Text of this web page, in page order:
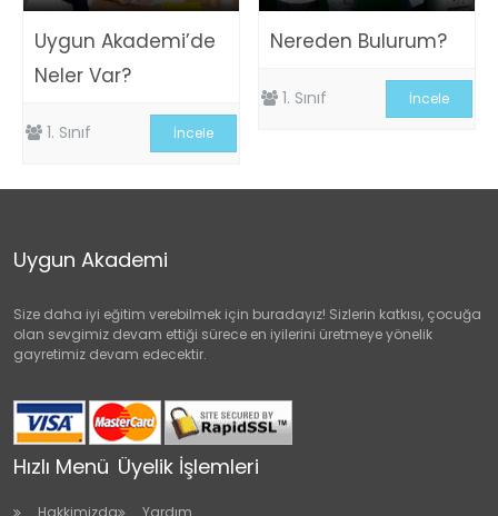
Uygun Akademi’de
Neler Var?
1. Sınıf İncele
Nereden Bulurum?
1. Sınıf İncele
Uygun Akademi
Size daha iyi eğitim verebilmek için buradayız! Sizlerin katkısı, çocuğa
olan sevgimiz devam ettiği sürece en iyilerini üretmeye yönelik
gayretimiz devam edecektir.
Hızlı Menü
Hakkimizda
Üyelik İşlemleri
Yardım